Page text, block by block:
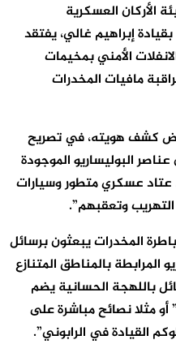
الأركان العسكرية
إبراهيم غالي، يفتقد
الأمني بمخيمات
مافيات المخدرات
كشف هويته، في تصريح
عناصر البوليساريو الموجودة
عتاد عسكري متطور وسيارات
وتعقبهم”.
المخدرات يبعثون برسائل
المرابطة بالمناطق المتنازع
باللهجة الحسانية يضم
مثلا نصائح مباشرة على
القيادة في الرابوني”.